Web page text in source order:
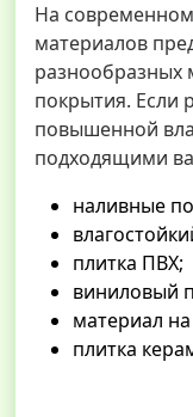
На
материалов
разнообразных
покрытия. Если
повышенной
подходящими
наливные
плитка ПВХ;
виниловый
материал
плитка